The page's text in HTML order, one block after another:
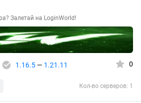
Залетай на LoginWorld!
1.16.5— 1.21.11 0
Кол-во серверов: 1